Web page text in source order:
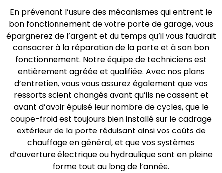
En prévenant l’usure des mécanismes qui entrent le
bon fonctionnement de votre porte de garage, vous
épargnerez de l’argent et du temps qu’il vous faudrait
consacrer à la réparation de la porte et à son bon
fonctionnement. Notre équipe de techniciens est
entièrement agréée et qualifiée. Avec nos plans
d’entretien, vous vous assurez également que vos
ressorts soient changés avant qu’ils ne cassent et
avant d’avoir épuisé leur nombre de cycles, que le
coupe-froid est toujours bien installé sur le cadrage
extérieur de la porte réduisant ainsi vos coûts de
chauffage en général, et que vos systèmes
d’ouverture électrique ou hydraulique sont en pleine
forme tout au long de l’année.